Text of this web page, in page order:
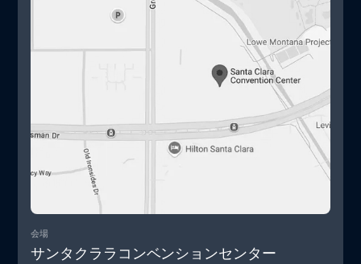
会場
サンタクララコンベンションセンター